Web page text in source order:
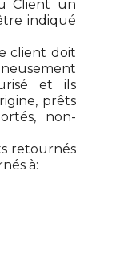
Client un
indiqué
client doit
et ils
prêts
non-
retournés
à: